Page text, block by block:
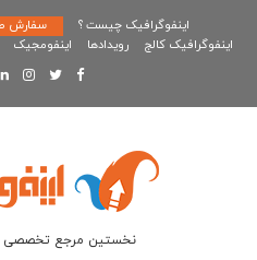
اینفوگرافیک چیست ؟ سفارش
اینفوگرافیک کالج
رویدادها اینفومجیک
نخستین مرجع تخصصی